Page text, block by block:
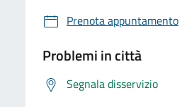
Prenota appuntamento
Problemi in città
Segnala disservizio